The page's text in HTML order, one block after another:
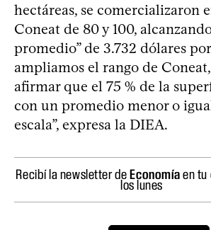
hectáreas, se comercializaron
Coneat de 80 y 100,
promedio” de 3.732 dólares
ampliamos el rango de
afirmar que el 75 % de la
con un promedio menor o
escala”, expresa la DIEA.
Recibí la newsletter deEconomíaen tu
los lunes